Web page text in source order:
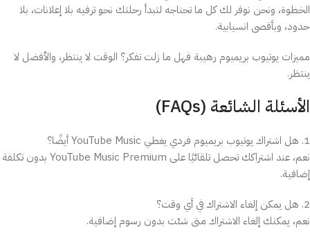
الخطوة، ونحن نوفر لك كل ما تحتاجه لتبدأ رحلتك نحو ترفيه بلا إعلانات، بلا
حدود، وبأقصى انسيابية.
مميزات يوتيوب بريميوم رهيبة فهل ما زلت تفكر؟ الوقت لا ينتظر، والأفضل لا
ينتظر.
الأسئلة الشائعة (FAQs)
1. هل اشتراك يوتيوب بريميوم فردي يغطي YouTube Music أيضًا؟
نعم، عند اشتراكك تحصل تلقائيًا على YouTube Music Premium بدون تكلفة
إضافية.
2. هل يمكن إلغاء الاشتراك في أي وقت؟
نعم، يمكنك إلغاء الاشتراك متى شئت بدون رسوم إضافية.